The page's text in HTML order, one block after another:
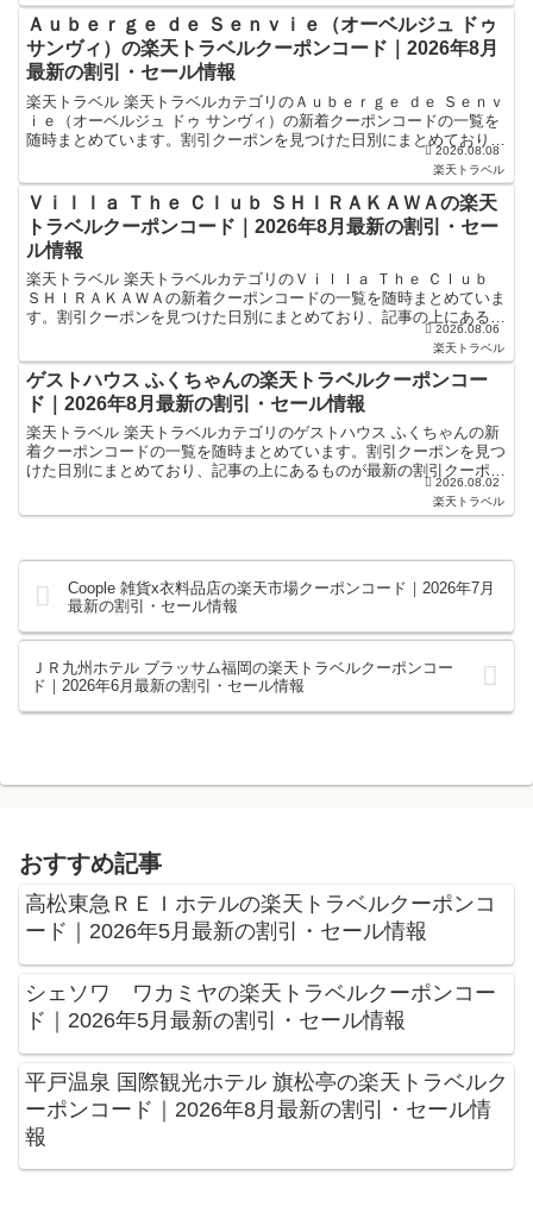
Ａｕｂｅｒｇｅ ｄｅ Ｓｅｎｖｉｅ（オーベルジュ ドゥ
サンヴィ）の楽天トラベルクーポンコード｜2026年8月
最新の割引・セール情報
楽天トラベル 楽天トラベルカテゴリのＡｕｂｅｒｇｅ ｄｅ Ｓｅｎｖ
ｉｅ（オーベルジュ ドゥ サンヴィ）の新着クーポンコードの一覧を
随時まとめています。割引クーポンを見つけた日別にまとめており、
2026.08.08
楽天トラベル
Ｖｉｌｌａ Ｔｈｅ Ｃｌｕｂ ＳＨＩＲＡＫＡＷＡの楽天
トラベルクーポンコード｜2026年8月最新の割引・セー
ル情報
楽天トラベル 楽天トラベルカテゴリのＶｉｌｌａ Ｔｈｅ Ｃｌｕｂ
ＳＨＩＲＡＫＡＷＡの新着クーポンコードの一覧を随時まとめていま
す。割引クーポンを見つけた日別にまとめており、記事の上にあるも
のが最新の割引クーポンになります。ホテル・旅館宿泊...
2026.08.06
楽天トラベル
ゲストハウス ふくちゃんの楽天トラベルクーポンコー
ド｜2026年8月最新の割引・セール情報
楽天トラベル 楽天トラベルカテゴリのゲストハウス ふくちゃんの新
着クーポンコードの一覧を随時まとめています。割引クーポンを見つ
けた日別にまとめており、記事の上にあるものが最新の割引クーポン
になります。ホテル・旅館宿泊の予約などで使えるクーポ...2026.08.02
楽天トラベル
Coople 雑貨x衣料品店の楽天市場クーポンコード｜2026年7月
最新の割引・セール情報
ＪＲ九州ホテル ブラッサム福岡の楽天トラベルクーポンコー
ド｜2026年6月最新の割引・セール情報
おすすめ記事
高松東急ＲＥＩホテルの楽天トラベルクーポンコ
ード｜2026年5月最新の割引・セール情報
シェソワ ワカミヤの楽天トラベルクーポンコー
ド｜2026年5月最新の割引・セール情報
平戸温泉 国際観光ホテル 旗松亭の楽天トラベルク
ーポンコード｜2026年8月最新の割引・セール情
報